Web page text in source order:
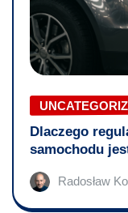
Dlaczego
samochodu
Radosław